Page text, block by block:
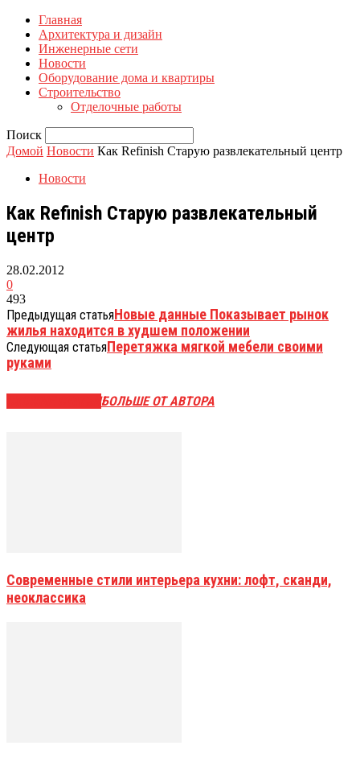
Главная
Архитектура и дизайн
Инженерные сети
Новости
Оборудование дома и квартиры
Строительство
Отделочные работы
Поиск
Домой Новости Как Refinish Старую развлекательный центр
Новости
Как Refinish Старую развлекательный
центр
28.02.2012
0
493
Предыдущая статьяНовые данные Показывает рынок
жилья находится в худшем положении
Следующая статьяПеретяжка мягкой мебели своими
руками
БОЛЬШЕ ОТ АВТОРА
Современные стили интерьера кухни: лофт, сканди,
неоклассика